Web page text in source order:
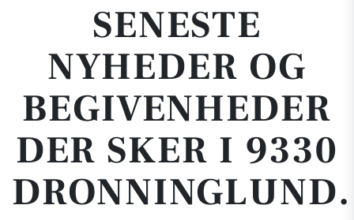
SENESTE
NYHEDER OG
BEGIVENHEDER
DER SKER I 9330
DRONNINGLUND.